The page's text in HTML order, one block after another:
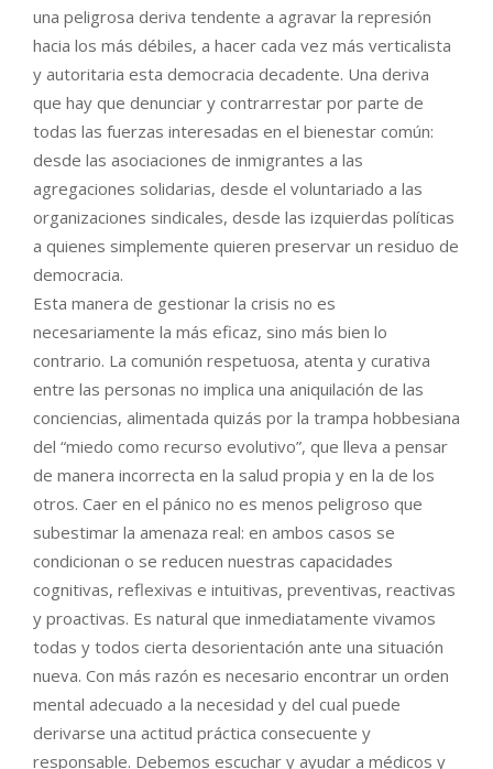
una peligrosa deriva tendente a agravar la represión
hacia los más débiles, a hacer cada vez más verticalista
y autoritaria esta democracia decadente. Una deriva
que hay que denunciar y contrarrestar por parte de
todas las fuerzas interesadas en el bienestar común:
desde las asociaciones de inmigrantes a las
agregaciones solidarias, desde el voluntariado a las
organizaciones sindicales, desde las izquierdas políticas
a quienes simplemente quieren preservar un residuo de
democracia.
Esta manera de gestionar la crisis no es
necesariamente la más eficaz, sino más bien lo
contrario. La comunión respetuosa, atenta y curativa
entre las personas no implica una aniquilación de las
conciencias, alimentada quizás por la trampa hobbesiana
del “miedo como recurso evolutivo”, que lleva a pensar
de manera incorrecta en la salud propia y en la de los
otros. Caer en el pánico no es menos peligroso que
subestimar la amenaza real: en ambos casos se
condicionan o se reducen nuestras capacidades
cognitivas, reflexivas e intuitivas, preventivas, reactivas
y proactivas. Es natural que inmediatamente vivamos
todas y todos cierta desorientación ante una situación
nueva. Con más razón es necesario encontrar un orden
mental adecuado a la necesidad y del cual puede
derivarse una actitud práctica consecuente y
responsable. Debemos escuchar y ayudar a médicos y